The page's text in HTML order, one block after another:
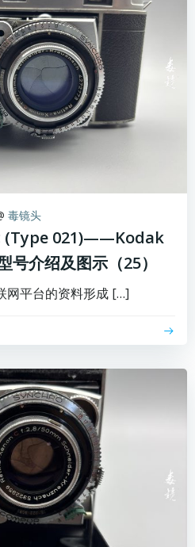
毒镜头
(Type 021)——Kodak
介绍及图示（25）
网平台的资料形成 […]